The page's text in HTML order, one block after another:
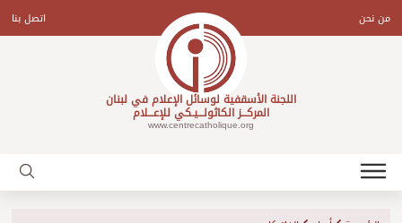
contentمن نحن اتصل بنا
اللجنة الأسقفية لوسائل الإعلام في لبنان
المركـــز الكاثولـــيـكي للإعـــلام
www.centrecatholique.org